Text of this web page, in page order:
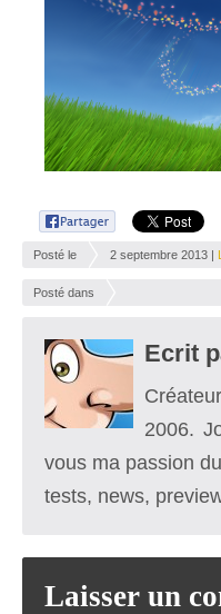
Posté le 2 septembre 2013 |
Posté dans
Ecrit
2006.
vous ma passion
tests, news,
Laisser un